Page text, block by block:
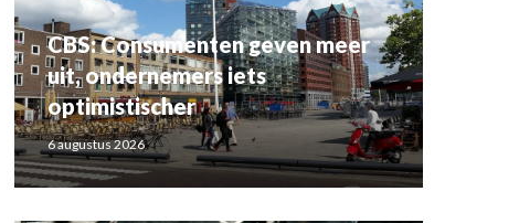
CBS: Consumenten geven meer
uit, ondernemers iets
optimistischer
6 augustus 2026